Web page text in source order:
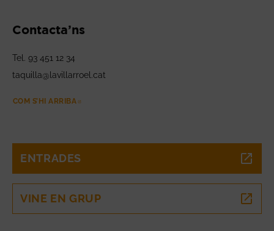
Contacta’ns
Tel. 93 451 12 34
taquilla@lavillarroel.cat
COM S’HI ARRIBA
ENTRADES
VINE EN GRUP